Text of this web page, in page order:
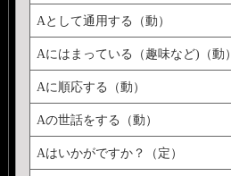
Aとして通用する（動）
Aにはまっている（趣味など)（動）
Aに順応する（動）
Aの世話をする（動）
Aはいかがですか？（定）